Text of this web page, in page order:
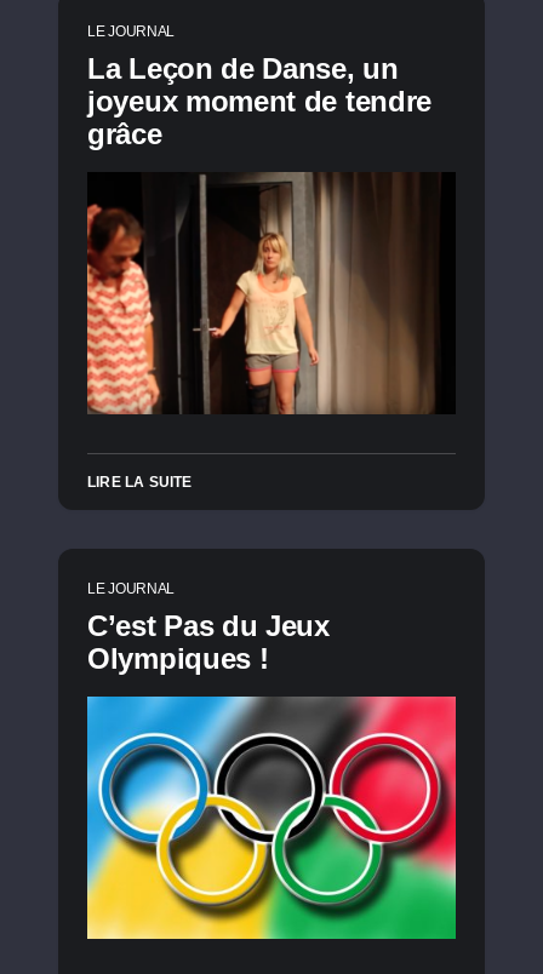
LE JOURNAL
La Leçon de Danse, un
joyeux moment de tendre
grâce
LIRE LA SUITE
LE JOURNAL
C’est Pas du Jeux
Olympiques !